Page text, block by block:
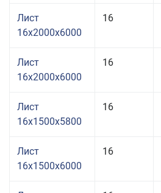
Лист
16x2000x6000
16
Лист
16x2000x6000
16
Лист
16x1500x5800
16
Лист
16x1500x6000
16